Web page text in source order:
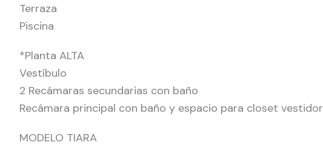
Terraza
Piscina
*Planta ALTA
Vestíbulo
2 Recámaras secundarias con baño
Recámara principal con baño y espacio para closet vestidor
MODELO TIARA